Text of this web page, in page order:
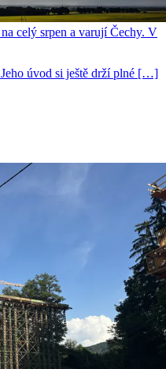
celý srpen a varují Čechy. V
Jeho úvod si ještě drží plné […]